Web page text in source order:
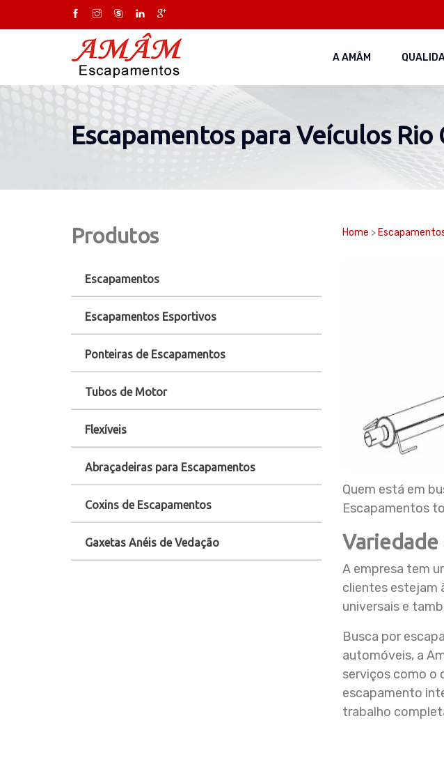
A AMÂM
Escapamentos para Veículos
Produtos
Escapamentos
Escapamentos Esportivos
Ponteiras de Escapamentos
Tubos de Motor
Flexíveis
Abraçadeiras para Escapamentos
Coxins de Escapamentos
Gaxetas Anéis de Vedação
Home >
Quem está em
Escapamentos
Variedade
A empresa tem
clientes estejam
universais e
Busca por
automóveis, a
serviços como o
escapamento
trabalho